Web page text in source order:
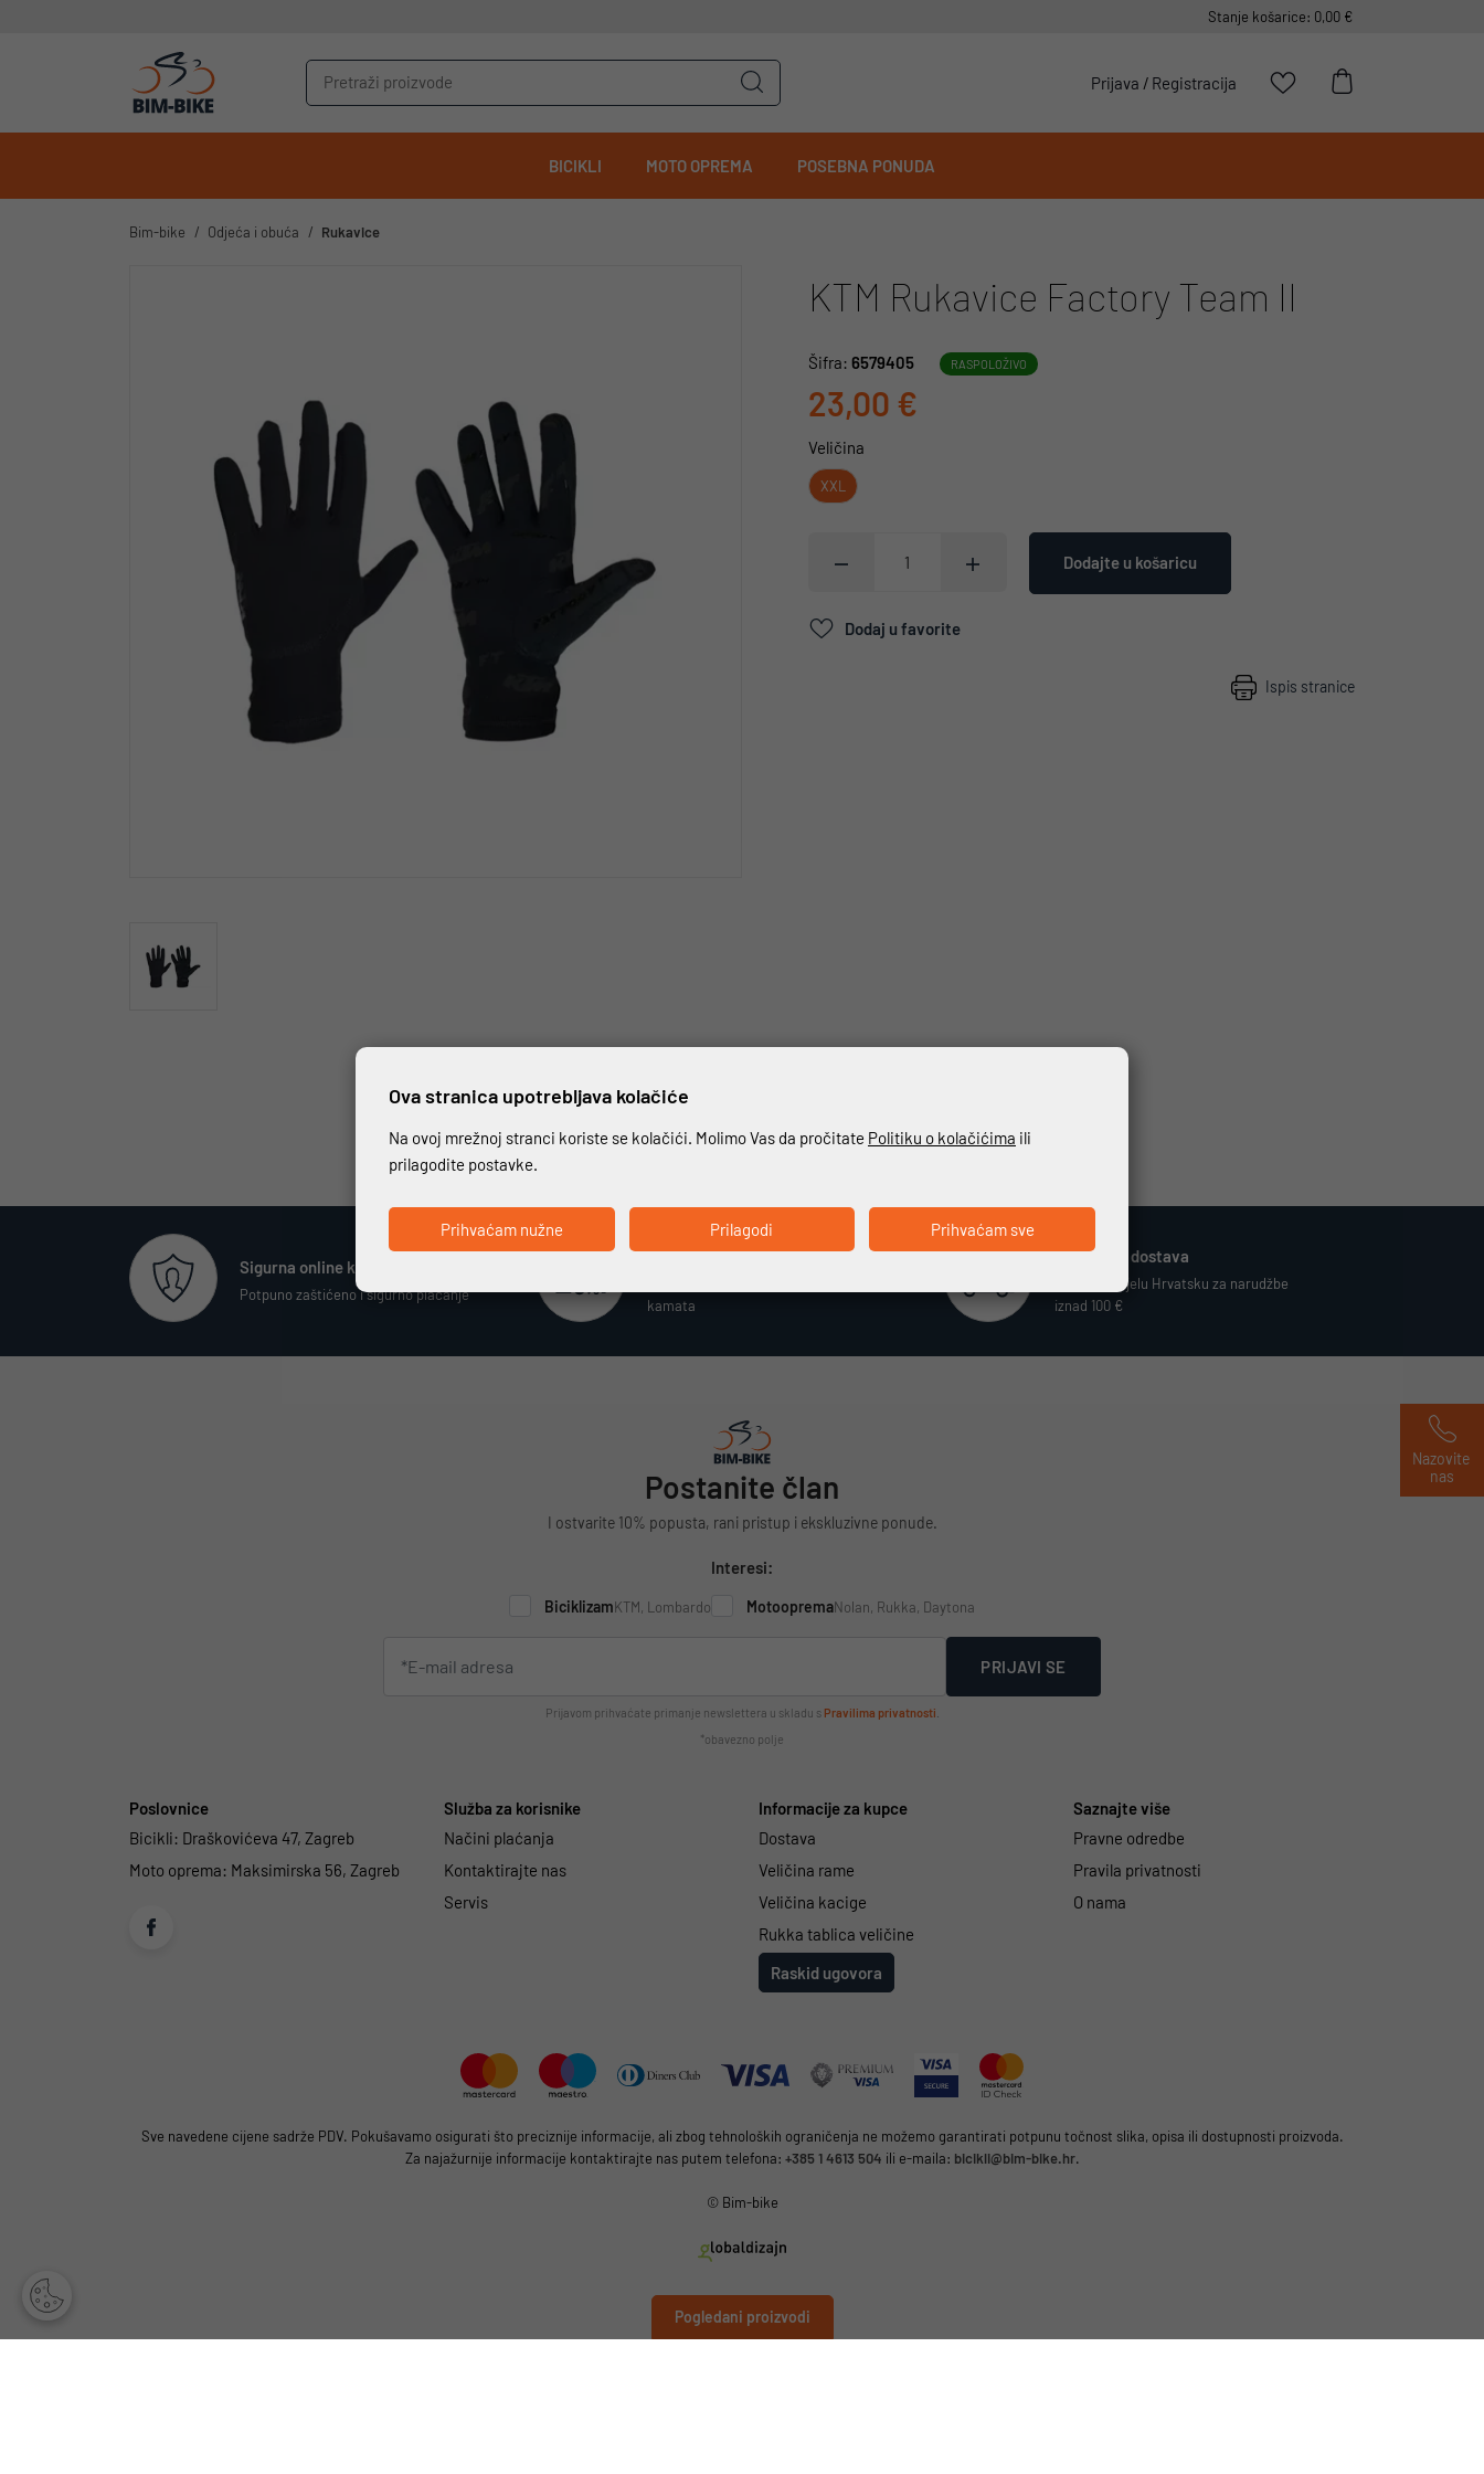
Stanje košarice: 0,00 €
Prijava / Registracija
BICIKLI MOTO OPREMA POSEBNA PONUDA
Bim-bike Odjeća i obuća Rukavice
KTM Rukavice Factory Team II
Šifra: 6579405 RASPOLOŽIVO
23,00 €
Veličina
XXL
Dodajte u košaricu
Dodaj u favorite
Ispis stranice
Pogledani proizvodi
Sigurna online kupovina
Potpuno zaštićeno i sigurno plaćanje
Beskamatno plaćanje
kamata
Besplatna dostava
Vrijedi za cijelu Hrvatsku za narudžbe
iznad 100 €
Postanite član
I ostvarite 10% popusta, rani pristup i ekskluzivne ponude.
Interesi:
BiciklizamKTM, Lombardo MotoopremaNolan, Rukka, Daytona
PRIJAVI SE
Prijavom prihvaćate primanje newslettera u skladu s Pravilima privatnosti
*obavezno polje
Poslovnice
Bicikli: Draškovićeva 47, Zagreb
Moto oprema: Maksimirska 56, Zagreb
Služba za korisnike
Načini plaćanja
Kontaktirajte nas
Servis
Informacije za kupce
Dostava
Veličina rame
Veličina kacige
Rukka tablica veličine
Raskid ugovora
Saznajte više
Pravne odredbe
Pravila privatnosti
O nama
Sve navedene cijene sadrže PDV. Pokušavamo osigurati što preciznije informacije, ali zbog tehnoloških ograničenja ne možemo garantirati potpunu točnost slika, opisa ili dostupnosti proizvoda.
Za najažurnije informacije kontaktirajte nas putem telefona: +385 1 4613 504 ili e-maila: bicikli@bim-bike.hr.
© Bim-bike
Nazovite
nas
Ova stranica upotrebljava kolačiće
Na ovoj mrežnoj stranci koriste se kolačići. Molimo Vas da pročitate Politiku o kolačićima ili
prilagodite postavke.
Prihvaćam nužne Prilagodi Prihvaćam sve